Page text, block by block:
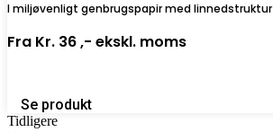
I miljøvenligt genbrugspapir med linnedstruktur
Fra Kr. 36 ,- ekskl. moms
Se produkt
Tidligere